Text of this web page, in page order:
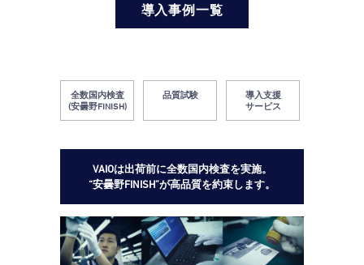
全数国内検査
(安曇野FINISH)
品質試験
導入支援
サービス
VAIOは出荷前に全数国内検査を実施。
“安曇野FINISH”が高品質を約束します。